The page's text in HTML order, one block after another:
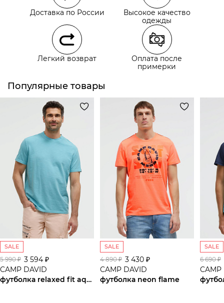
Самовывоз из пункта выдачи СДЭК
Самовывоз из наших магазинов
Курьерская доставка СДЭК
Самовывоз из пункта выдачи СДЭК
Доставка по России
Высокое качество
одежды
Легкий возврат
Оплата после
примерки
Популярные товары
SALE
5 990 ₽ 3 594 ₽
CAMP DAVID
футболка relaxed fit aqua
SALE
4 890 ₽ 3 430 ₽
CAMP DAVID
футболка neon flame
SALE
6 690 ₽
CAMP